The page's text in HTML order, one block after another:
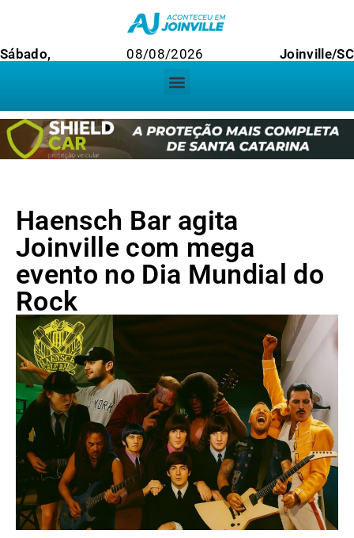
Sábado, 08/08/2026 Joinville/SC
Haensch Bar agita
Joinville com mega
evento no Dia Mundial do
Rock